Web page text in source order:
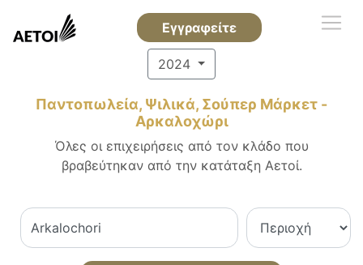
Εγγραφείτε
2024
Παντοπωλεία, Ψιλικά, Σούπερ Μάρκετ -
Αρκαλοχώρι
Όλες οι επιχειρήσεις από τον κλάδο που
βραβεύτηκαν από την κατάταξη Αετοί.